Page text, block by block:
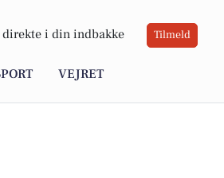
direkte i din indbakke Tilmeld
VEJRET